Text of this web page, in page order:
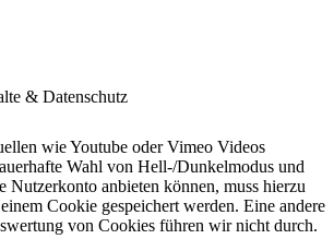
& Datenschutz
wie Youtube oder Vimeo Videos
Wahl von Hell-/Dunkelmodus und
Nutzerkonto anbieten können, muss hierzu
Cookie gespeichert werden. Eine andere
von Cookies führen wir nicht durch.